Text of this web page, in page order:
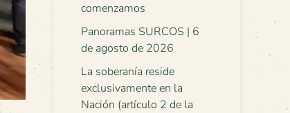
comenzamos
Panoramas SURCOS | 6
de agosto de 2026
La soberanía reside
exclusivamente en la
Nación (artículo 2 de la